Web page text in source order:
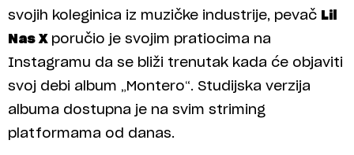
svojih koleginica iz muzičke industrije, pevač Lil
Nas Xporučio je svojim pratiocima na
Instagramu da se bliži trenutak kada će objaviti
svoj debi album „Montero“. Studijska verzija
albuma dostupna je na svim striming
platformama od danas.